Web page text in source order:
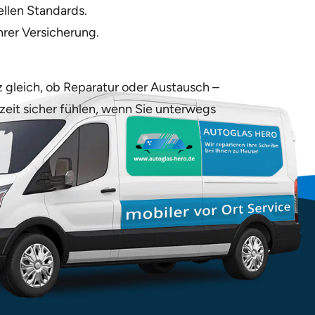
Standards.
Versicherung.
ob Reparatur oder Austausch –
sicher fühlen, wenn Sie unterwegs